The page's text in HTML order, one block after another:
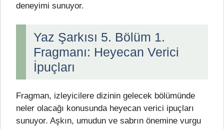
deneyimi sunuyor.
Yaz Şarkısı 5. Bölüm 1.
Fragmanı: Heyecan Verici
İpuçları
Fragman, izleyicilere dizinin gelecek bölümünde
neler olacağı konusunda heyecan verici ipuçları
sunuyor. Aşkın, umudun ve sabrın önemine vurgu